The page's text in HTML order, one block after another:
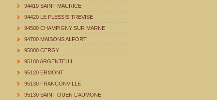
94410 SAINT MAURICE
94420 LE PLESSIS TREVISE
94500 CHAMPIGNY SUR MARNE
94700 MAISONS ALFORT
95000 CERGY
95100 ARGENTEUIL
95120 ERMONT
95130 FRANCONVILLE
95130 SAINT OUEN L'AUMONE